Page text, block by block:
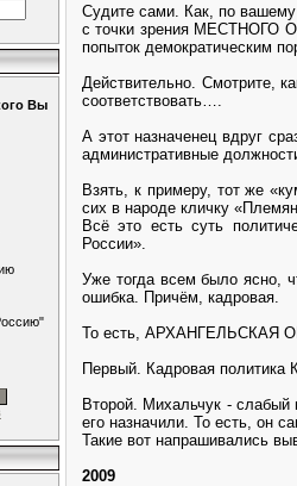
Вы
Судите сами. Как, по
с точки зрения МЕСТНОГО
попыток демократическим
Действительно. Смотрите,
соответствовать….
А этот назначенец вдруг
административные
Взять, к примеру, тот же
сих в народе кличку
Всё это есть суть
России».
Уже тогда всем было ясно,
ошибка. Причём, кадровая.
То есть, АРХАНГЕЛЬСКАЯ
Первый. Кадровая политика
Второй. Михальчук - слабый
его назначили. То есть, он
Такие вот напрашивались
2009